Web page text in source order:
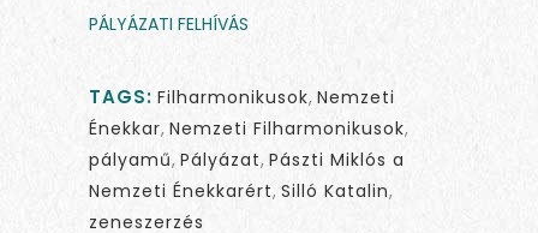
PÁLYÁZATI FELHÍVÁS
TAGS: Filharmonikusok, Nemzeti
Énekkar, Nemzeti Filharmonikusok,
pályamű, Pályázat, Pászti Miklós a
Nemzeti Énekkarért, Silló Katalin,
zeneszerzés